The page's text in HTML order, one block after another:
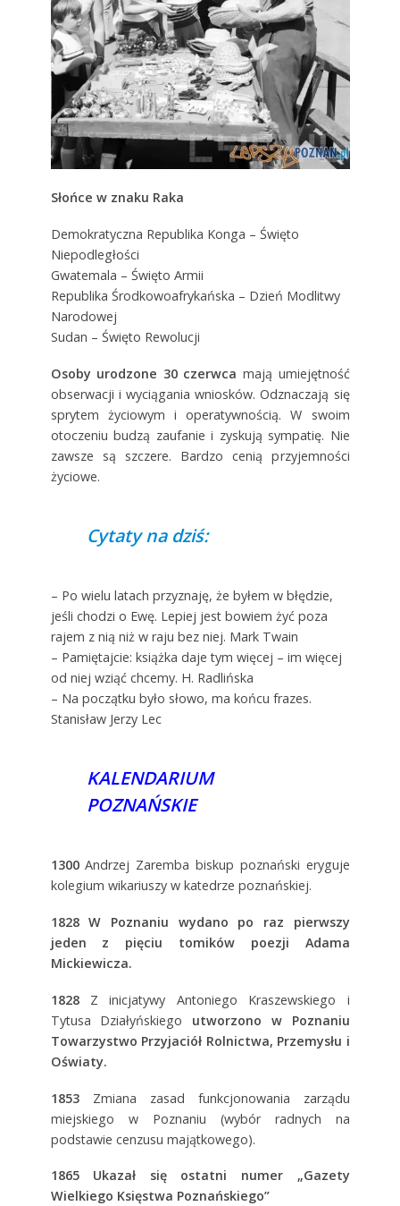
Słońce w znaku Raka
Demokratyczna Republika Konga – Święto
Niepodległości
Gwatemala – Święto Armii
Republika Środkowoafrykańska – Dzień Modlitwy
Narodowej
Sudan – Święto Rewolucji
Osoby urodzone 30 czerwca mają umiejętność
obserwacji i wyciągania wniosków. Odznaczają się
sprytem życiowym i operatywnością. W swoim
otoczeniu budzą zaufanie i zyskują sympatię. Nie
zawsze są szczere. Bardzo cenią przyjemności
życiowe.
Cytaty na dziś:
– Po wielu latach przyznaję, że byłem w błędzie,
jeśli chodzi o Ewę. Lepiej jest bowiem żyć poza
rajem z nią niż w raju bez niej. Mark Twain
– Pamiętajcie: książka daje tym więcej – im więcej
od niej wziąć chcemy. H. Radlińska
– Na początku było słowo, ma końcu frazes.
Stanisław Jerzy Lec
KALENDARIUM
POZNAŃSKIE
1300Andrzej Zaremba biskup poznański eryguje
kolegium wikariuszy w katedrze poznańskiej.
1828 W Poznaniu wydano po raz pierwszy
jeden z pięciu tomików poezji Adama
Mickiewicza.
1828Z inicjatywy Antoniego Kraszewskiego i
Tytusa Działyńskiego utworzono w Poznaniu
Towarzystwo Przyjaciół Rolnictwa, Przemysłu i
Oświaty.
1853Zmiana zasad funkcjonowania zarządu
miejskiego w Poznaniu (wybór radnych na
podstawie cenzusu majątkowego).
1865
Ukazał się ostatni numer „Gazety
Wielkiego Księstwa Poznańskiego”